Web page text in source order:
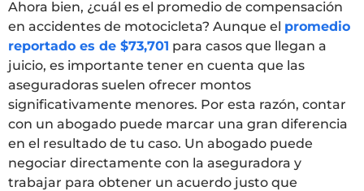
Ahora bien, ¿cuál es el promedio de compensación
en accidentes de motocicleta? Aunque el promedio
reportado es de $73,701 para casos que llegan a
juicio, es importante tener en cuenta que las
aseguradoras suelen ofrecer montos
significativamente menores. Por esta razón, contar
con un abogado puede marcar una gran diferencia
en el resultado de tu caso. Un abogado puede
negociar directamente con la aseguradora y
trabajar para obtener un acuerdo justo que